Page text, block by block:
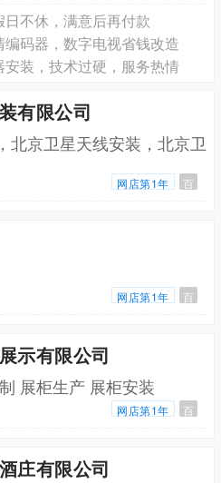
不休，满意后再付款
码器，数字电视省钱改造
装，技术过硬，服务热情
有限公司
北京卫星天线安装，北京卫
网店第1年 百
网店第1年 百
示有限公司
展柜生产 展柜安装
网店第1年 百
庄有限公司